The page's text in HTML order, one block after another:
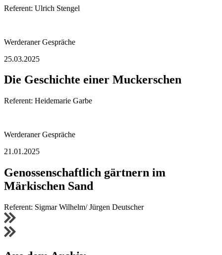
Referent: Ulrich Stengel
Werderaner Gespräche
25.03.2025
Die Geschichte einer Muckerschen
Referent: Heidemarie Garbe
Werderaner Gespräche
21.01.2025
Genossenschaftlich gärtnern im
Märkischen Sand
Referent: Sigmar Wilhelm/ Jürgen Deutscher